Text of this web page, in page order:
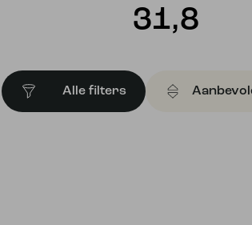
31,8
Alle filters